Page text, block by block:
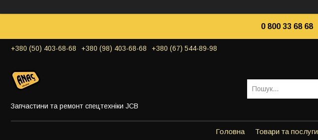
0 800 33 68 68
+380 (50) 403-68-68 +380 (98) 403-68-68 +380 (67) 544-89-98
Запчастини та ремонт спецтехніки JCB
Головна Товари та послуги